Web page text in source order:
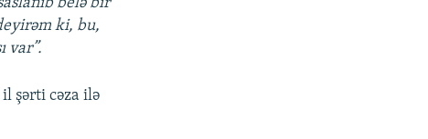
ki, bu,
var”.
şərti cəza ilə